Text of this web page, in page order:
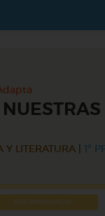
Y LITERATURA
1º